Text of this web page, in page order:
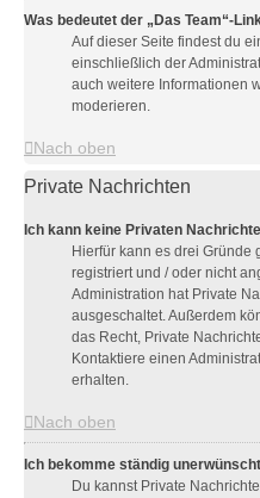
Was bedeutet der „Das Team“-
Auf dieser Seite findest du
einschließlich der
auch weitere Informationen
moderieren.
Nach oben
Private Nachrichten
Ich kann keine Privaten
Hierfür kann es drei Gründe
registriert und / oder nicht
Administration hat Private
ausgeschaltet. Außerdem
das Recht, Private
Kontaktiere einen
erhalten.
Nach oben
Ich bekomme ständig
Du kannst Private